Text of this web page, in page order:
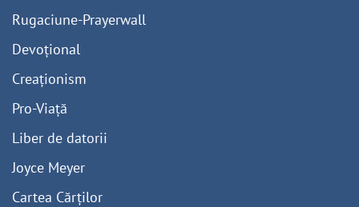
Rugaciune-Prayerwall
Devoțional
Creaționism
Pro-Viață
Liber de datorii
Joyce Meyer
Cartea Cărților